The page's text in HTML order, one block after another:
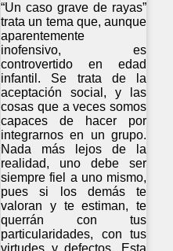
“Un caso grave de rayas”
trata un tema que, aunque
aparentemente
inofensivo, es
controvertido en edad
infantil. Se trata de la
aceptación social, y las
cosas que a veces somos
capaces de hacer por
integrarnos en un grupo.
Nada más lejos de la
realidad, uno debe ser
siempre fiel a uno mismo,
pues si los demás te
valoran y te estiman, te
querrán con tus
particularidades, con tus
virtudes y defectos. Esta